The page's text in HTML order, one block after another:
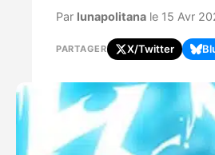
Par lunapolitanale 15 Avr
PARTAGER X/Twitter